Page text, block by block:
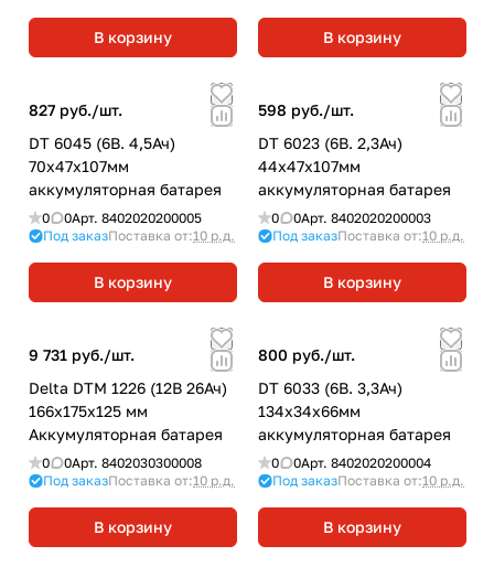
В корзину В корзину
827 руб./шт.
DT 6045 (6В. 4,5Ач)
70х47х107мм
аккумуляторная батарея
0 0Арт. 8402020200005
Под заказПоставка от:10 р.д.
В корзину
598 руб./шт.
DT 6023 (6В. 2,3Ач)
44х47х107мм
аккумуляторная батарея
0 0Арт. 8402020200003
Под заказПоставка от:10 р.д.
В корзину
9 731 руб./шт.
Delta DTM 1226 (12В 26Ач)
166х175х125 мм
Аккумуляторная батарея
0 0Арт. 8402030300008
Под заказПоставка от:10 р.д.
В корзину
800 руб./шт.
DT 6033 (6В. 3,3Ач)
134х34х66мм
аккумуляторная батарея
0 0Арт. 8402020200004
Под заказПоставка от:10 р.д.
В корзину